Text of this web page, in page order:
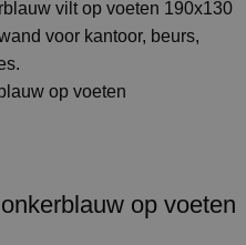
op voeten